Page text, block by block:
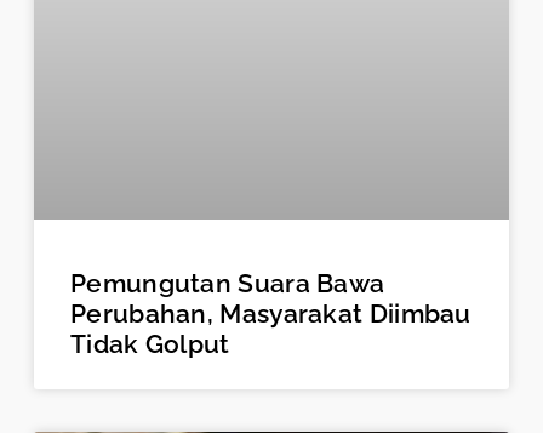
Pemungutan Suara Bawa
Perubahan, Masyarakat Diimbau
Tidak Golput